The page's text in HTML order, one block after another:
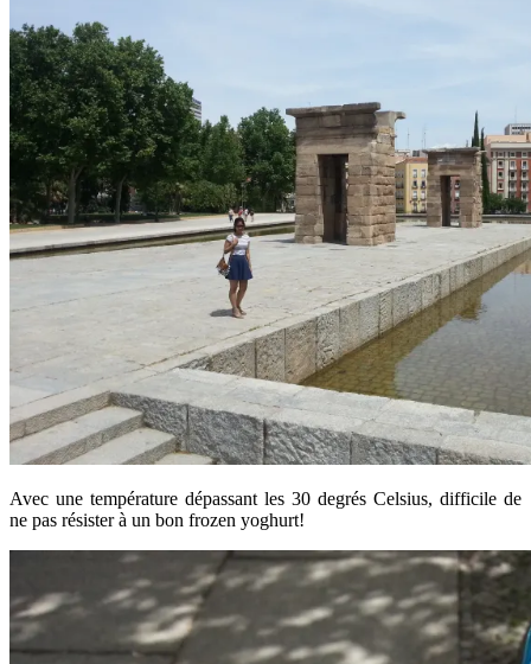
Avec une température dépassant les 30 degrés Celsius, difficile de
ne pas résister à un bon frozen yoghurt!